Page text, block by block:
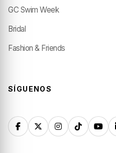
GC Swim Week
Bridal
Fashion & Friends
SÍGUENOS